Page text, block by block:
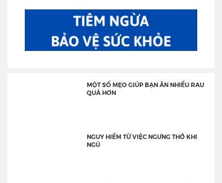
MỘT SỐ MẸO GIÚP BẠN ĂN NHIỀU RAU
QUẢ HƠN
NGUY HIỂM TỪ VIỆC NGƯNG THỞ KHI
NGỦ